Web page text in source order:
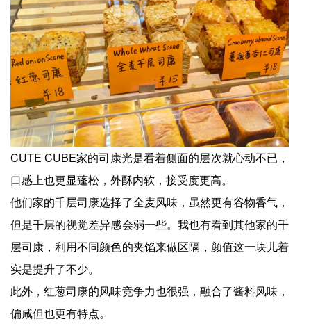
CUTE CUBE家的司康光是看着侧面的层次就心动不已，
口感上也更显蓬松，外酥内软，接受度更高。
他们家的千层司康选择了全麦风味，虽然更有谷物香气，
但是千层的视觉差异感会弱一些。我也有看到其他家的千
层司康，利用不同颜色的夹馅来做区隔，颜值这一块儿着
实是提升了不少。
此外，红葱司康的风味竞争力也很强，融合了酱料风味，
偏咸但也更有特点。